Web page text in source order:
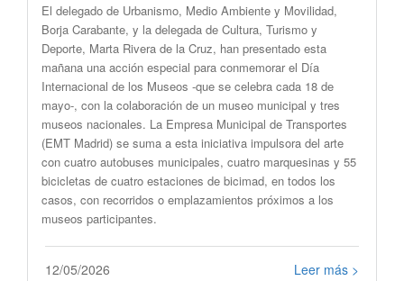
El delegado de Urbanismo, Medio Ambiente y Movilidad,
Borja Carabante, y la delegada de Cultura, Turismo y
Deporte, Marta Rivera de la Cruz, han presentado esta
mañana una acción especial para conmemorar el Día
Internacional de los Museos -que se celebra cada 18 de
mayo-, con la colaboración de un museo municipal y tres
museos nacionales. La Empresa Municipal de Transportes
(EMT Madrid) se suma a esta iniciativa impulsora del arte
con cuatro autobuses municipales, cuatro marquesinas y 55
bicicletas de cuatro estaciones de bicimad, en todos los
casos, con recorridos o emplazamientos próximos a los
museos participantes.
12/05/2026 Leer más >